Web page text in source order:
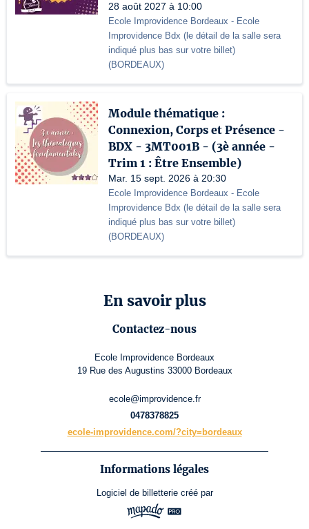
28 août 2027 à 10:00
Ecole Improvidence Bordeaux - Ecole
Improvidence Bdx (le détail de la salle sera
indiqué plus bas sur votre billet)
(BORDEAUX)
Module thématique :
Connexion, Corps et Présence -
BDX - 3MT001B - (3è année -
Trim 1 : Être Ensemble)
Mar. 15 sept. 2026 à 20:30
Ecole Improvidence Bordeaux - Ecole
Improvidence Bdx (le détail de la salle sera
indiqué plus bas sur votre billet)
(BORDEAUX)
En savoir plus
Contactez-nous
Ecole Improvidence Bordeaux
19 Rue des Augustins 33000 Bordeaux
ecole@improvidence.fr
0478378825
ecole-improvidence.com/?city=bordeaux
Informations légales
Logiciel de billetterie créé par